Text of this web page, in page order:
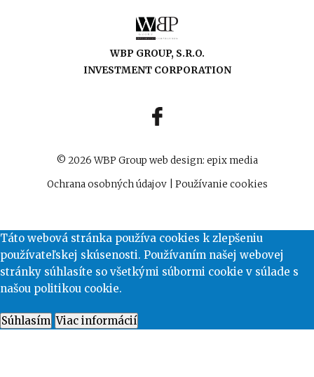
WBP GROUP, S.R.O.
INVESTMENT CORPORATION
© 2026 WBP Group web design: epix media
Ochrana osobných údajov| Používanie cookies
Táto webová stránka používa cookies k zlepšeniu
používateľskej skúsenosti. Používaním našej webovej
stránky súhlasíte so všetkými súbormi cookie v súlade s
našou politikou cookie.
Súhlasím Viac informácií